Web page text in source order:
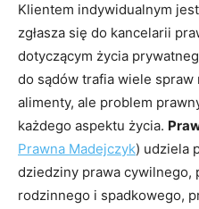
Klientem indywidualnym
zgłasza się do kancelarii
dotyczącym życia
do sądów trafia wiele
alimenty, ale problem
każdego aspektu życia.
Prawna Madejczyk) udziela
dziedziny prawa cywilnego,
rodzinnego i spadkowego,